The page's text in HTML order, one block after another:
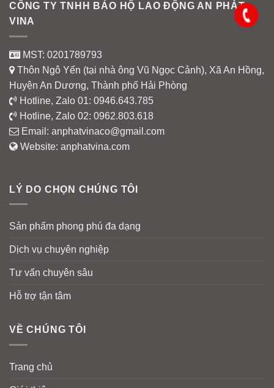
CÔNG TY TNHH BẢO HỘ LAO ĐỘNG AN PHÁT
VINA
MST: 0201789793
Thôn Ngô Yến (tại nhà ông Vũ Ngọc Cảnh), Xã An Hồng,
Huyện An Dương, Thành phố Hải Phòng
Hotline, Zalo 01: 0946.643.785
Hotline, Zalo 02: 0962.803.618
Email: anphatvinaco@gmail.com
Website: anphatvina.com
LÝ DO CHỌN CHÚNG TÔI
Sản phẩm phong phú đa dạng
Dịch vụ chuyên nghiệp
Tư vấn chuyên sâu
Hỗ trợ tận tâm
VỀ CHÚNG TÔI
Trang chủ